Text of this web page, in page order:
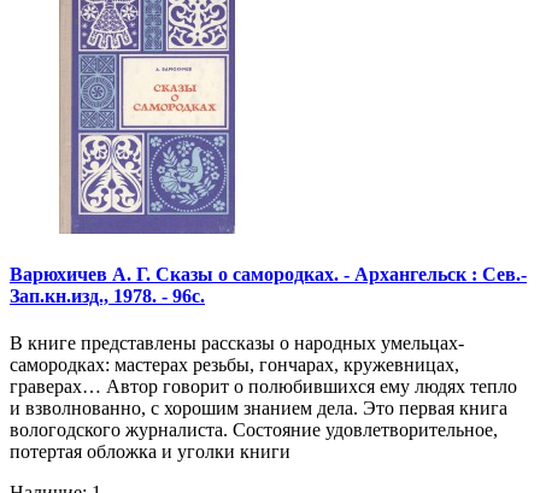
Варюхичев А. Г. Сказы о самородках. - Архангельск : Сев.-
Зап.кн.изд., 1978. - 96с.
В книге представлены рассказы о народных умельцах-
самородках: мастерах резьбы, гончарах, кружевницах,
граверах… Автор говорит о полюбившихся ему людях тепло
и взволнованно, с хорошим знанием дела. Это первая книга
вологодского журналиста. Состояние удовлетворительное,
потертая обложка и уголки книги